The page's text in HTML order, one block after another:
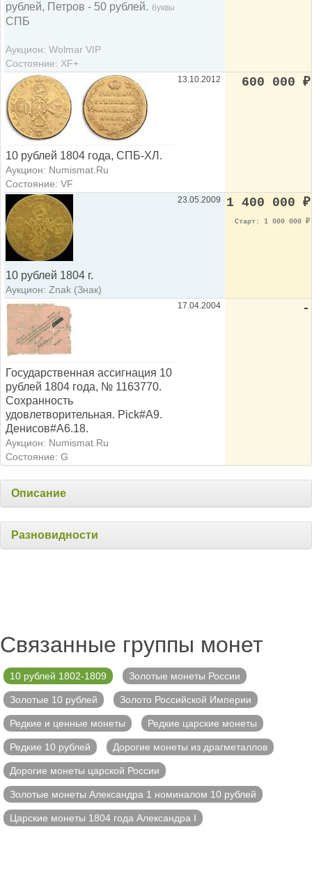
рублей, Петров - 50 рублей. буквы
СПБ
Аукцион: Wolmar VIP
Состояние: XF+
10 рублей 1804 года, СПБ-ХЛ.
Аукцион: Numismat.Ru
Состояние: VF
13.10.2012 600 000 ₽
10 рублей 1804 г.
Аукцион: Znak (Знак)
23.05.2009 1 400 000 ₽
Старт: 1 000 000 ₽
Государственная ассигнация 10
рублей 1804 года, № 1163770.
Сохранность
удовлетворительная. Pick#А9.
Денисов#А6.18.
Аукцион: Numismat.Ru
Состояние: G
17.04.2004 -
Описание
Разновидности
Связанные группы монет
10 рублей 1802-1809 Золотые монеты России
Золотые 10 рублей Золото Российской Империи
Редкие и ценные монеты Редкие царские монеты
Редкие 10 рублей Дорогие монеты из драгметаллов
Дорогие монеты царской России
Золотые монеты Александра 1 номиналом 10 рублей
Царские монеты 1804 года Александра I